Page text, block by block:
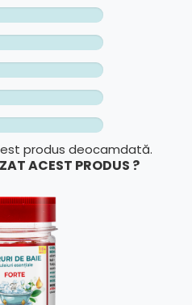
produs deocamdată.
ACEST PRODUS ?